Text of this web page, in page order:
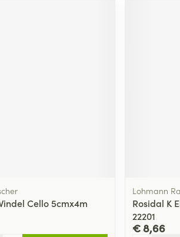
Cello 5cmx4m
Lohmann
Rosidal K
22201
€ 8,66